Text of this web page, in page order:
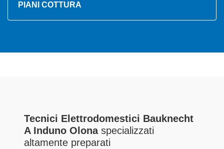
PIANI COTTURA
Tecnici Elettrodomestici Bauknecht
A Induno Olonaspecializzati
altamente preparati